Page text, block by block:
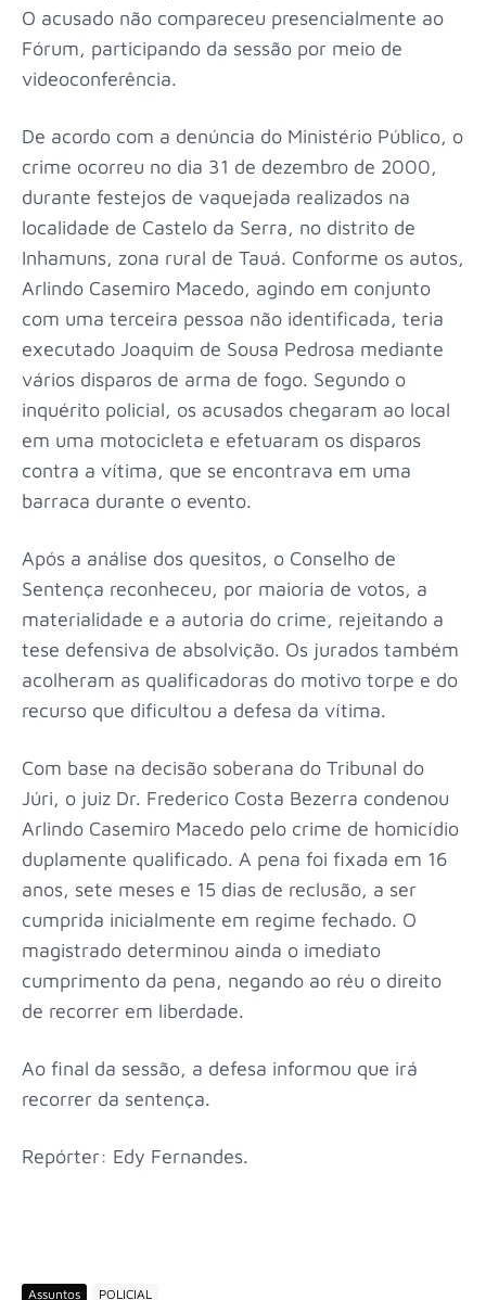
O acusado não compareceu presencialmente ao
Fórum, participando da sessão por meio de
videoconferência.
De acordo com a denúncia do Ministério Público, o
crime ocorreu no dia 31 de dezembro de 2000,
durante festejos de vaquejada realizados na
localidade de Castelo da Serra, no distrito de
Inhamuns, zona rural de Tauá. Conforme os autos,
Arlindo Casemiro Macedo, agindo em conjunto
com uma terceira pessoa não identificada, teria
executado Joaquim de Sousa Pedrosa mediante
vários disparos de arma de fogo. Segundo o
inquérito policial, os acusados chegaram ao local
em uma motocicleta e efetuaram os disparos
contra a vítima, que se encontrava em uma
barraca durante o evento.
Após a análise dos quesitos, o Conselho de
Sentença reconheceu, por maioria de votos, a
materialidade e a autoria do crime, rejeitando a
tese defensiva de absolvição. Os jurados também
acolheram as qualificadoras do motivo torpe e do
recurso que dificultou a defesa da vítima.
Com base na decisão soberana do Tribunal do
Júri, o juiz Dr. Frederico Costa Bezerra condenou
Arlindo Casemiro Macedo pelo crime de homicídio
duplamente qualificado. A pena foi fixada em 16
anos, sete meses e 15 dias de reclusão, a ser
cumprida inicialmente em regime fechado. O
magistrado determinou ainda o imediato
cumprimento da pena, negando ao réu o direito
de recorrer em liberdade.
Ao final da sessão, a defesa informou que irá
recorrer da sentença.
Repórter: Edy Fernandes.
Assuntos POLICIAL